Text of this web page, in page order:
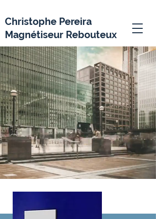
Christophe Pereira
Magnétiseur Rebouteux